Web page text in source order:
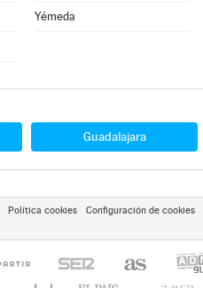
Yémeda
Guadalajara
Política cookies Configuración de cookies